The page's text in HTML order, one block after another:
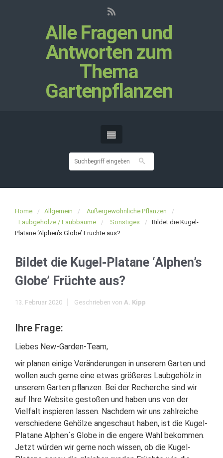
Alle Fragen und
Antworten zum
Thema
Gartenpflanzen
Home Allgemein
Außergewöhnliche Pflanzen
Laubgehölze / Laubbäume
Sonstiges
Bildet die Kugel-
Platane ‘Alphen’s Globe’ Früchte aus?
Bildet die Kugel-Platane ‘Alphen’s
Globe’ Früchte aus?
13. Februar 2020 Geschrieben von A. Kipp
Ihre Frage:
Liebes New-Garden-Team,
wir planen einige Veränderungen in unserem Garten und
wollen auch gerne eine etwas größeres Laubgehölz in
unserem Garten pflanzen. Bei der Recherche sind wir
auf Ihre Website gestoßen und haben uns von der
Vielfalt inspieren lassen. Nachdem wir uns zahlreiche
verschiedene Gehölze angeschaut haben, ist die Kugel-
Platane Alphen´s Globe in die engere Wahl bekommen.
Jetzt würden wir gerne noch wissen, ob die Kugel-